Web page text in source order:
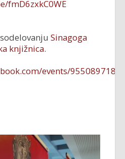
fmD6zxkC0WE
Sinagoga
knjižnica.
events/